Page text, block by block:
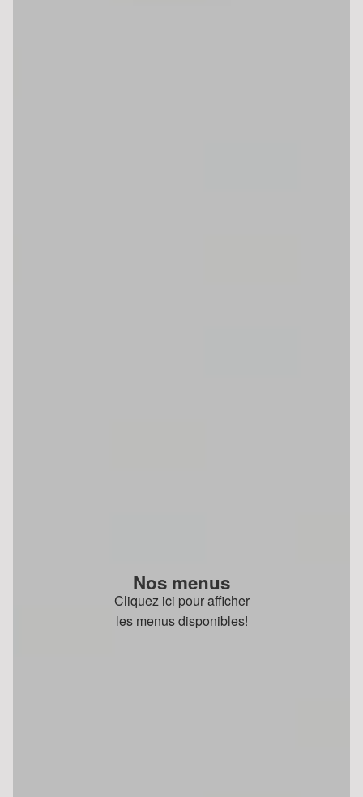
Nos menus
Cliquez ici pour afficher
les menus disponibles!